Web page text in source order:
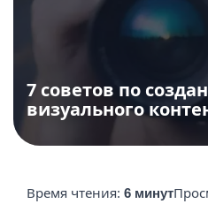
7 советов по
визуального
Время чтения: 6 минут